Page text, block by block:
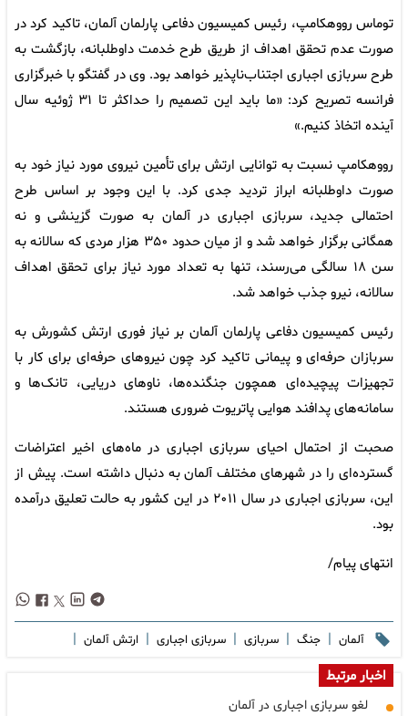
توماس رووهکامپ، رئیس کمیسیون دفاعی پارلمان آلمان، تاکید کرد در
صورت عدم تحقق اهداف از طریق طرح خدمت داوطلبانه، بازگشت به
طرح سربازی اجباری اجتناب‌ناپذیر خواهد بود. وی در گفتگو با خبرگزاری
فرانسه تصریح کرد: «ما باید این تصمیم را حداکثر تا ۳۱ ژوئیه سال
آینده اتخاذ کنیم.»
رووهکامپ نسبت به توانایی ارتش برای تأمین نیروی مورد نیاز خود به
صورت داوطلبانه ابراز تردید جدی کرد. با این وجود بر اساس طرح
احتمالی جدید، سربازی اجباری در آلمان به صورت گزینشی و نه
همگانی برگزار خواهد شد و از میان حدود ۳۵۰ هزار مردی که سالانه به
سن ۱۸ سالگی می‌رسند، تنها به تعداد مورد نیاز برای تحقق اهداف
سالانه، نیرو جذب خواهد شد.
رئیس کمیسیون دفاعی پارلمان آلمان بر نیاز فوری ارتش کشورش به
سربازان حرفه‌ای و پیمانی تاکید کرد چون نیروهای حرفه‌ای برای کار با
تجهیزات پیچیده‌ای همچون جنگنده‌ها، ناوهای دریایی، تانک‌ها و
سامانه‌های پدافند هوایی پاتریوت ضروری هستند.
صحبت از احتمال احیای سربازی اجباری در ماه‌های اخیر اعتراضات
گسترده‌ای را در شهرهای مختلف آلمان به دنبال داشته است. پیش از
این، سربازی اجباری در سال ۲۰۱۱ در این کشور به حالت تعلیق درآمده
بود.
انتهای پیام/
آلمان | جنگ | سربازی | سربازی اجباری | ارتش آلمان |
اخبار مرتبط
لغو سربازی اجباری در آلمان